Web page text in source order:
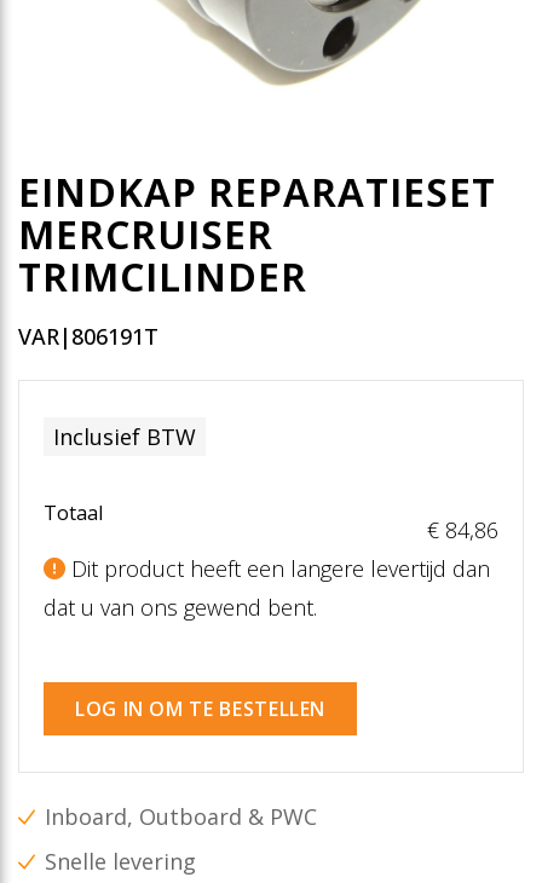
EINDKAP REPARATIESET
MERCRUISER
TRIMCILINDER
VAR|806191T
Inclusief BTW
Totaal
€ 84,86
Dit product heeft een langere levertijd dan
dat u van ons gewend bent.
LOG IN OM TE BESTELLEN
Inboard, Outboard & PWC
Snelle levering